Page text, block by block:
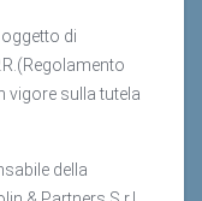
di
vigore sulla tutela
della